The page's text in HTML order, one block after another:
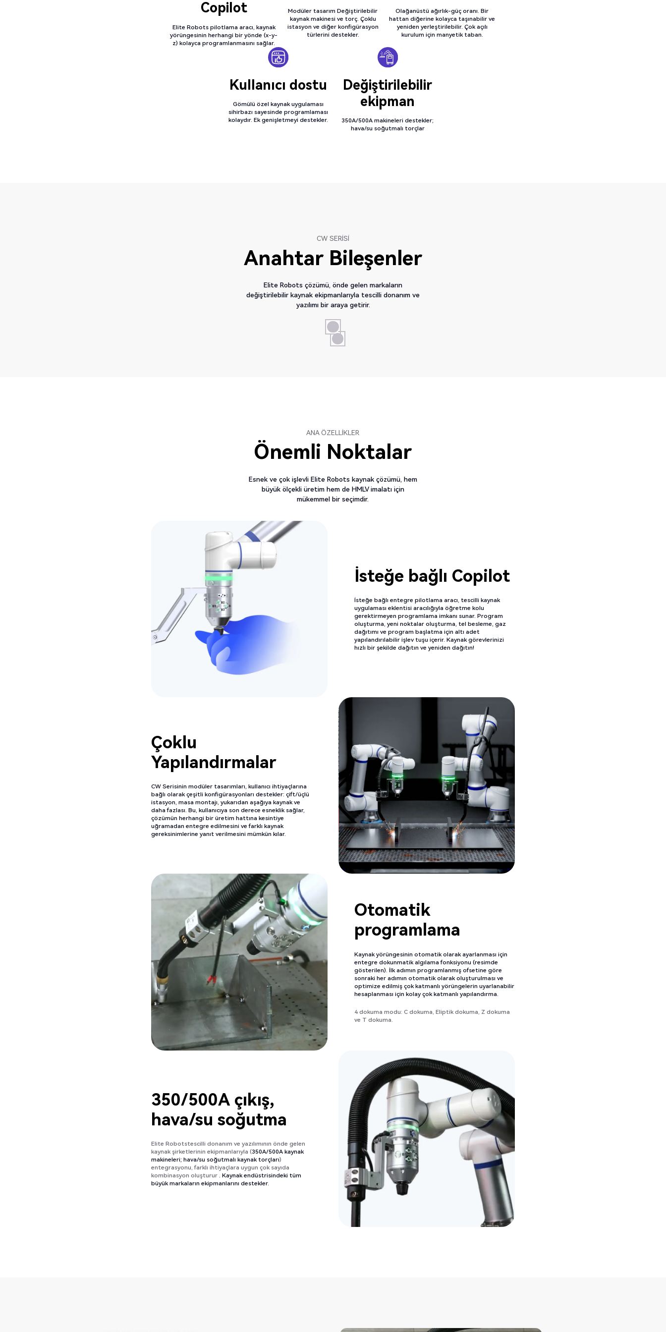
Copilot
Elite Robots pilotlama aracı, kaynak
yörüngesinin herhangi bir yönde (x-y-
z) kolayca programlanmasını sağlar.
Modüler tasarım Değiştirilebilir
kaynak makinesi ve torç. Çoklu
istasyon ve diğer konfigürasyon
türlerini destekler.
Olağanüstü ağırlık-güç oranı. Bir
hattan diğerine kolayca taşınabilir ve
yeniden yerleştirilebilir. Çok açılı
kurulum için manyetik taban.
Kullanıcı dostu
Gömülü özel kaynak uygulaması
sihirbazı sayesinde programlaması
kolaydır. Ek genişletmeyi destekler.
Değiştirilebilir
ekipman
350A/500A makineleri destekler;
hava/su soğutmalı torçlar
CW SERİSİ
Anahtar Bileşenler
Elite Robots çözümü, önde gelen markaların
değiştirilebilir kaynak ekipmanlarıyla tescilli donanım ve
yazılımı bir araya getirir.
ANA ÖZELLİKLER
Önemli Noktalar
Esnek ve çok işlevli Elite Robots kaynak çözümü, hem
büyük ölçekli üretim hem de HMLV imalatı için
mükemmel bir seçimdir.
İsteğe bağlı Copilot
İsteğe bağlı entegre pilotlama aracı, tescilli kaynak
uygulaması eklentisi aracılığıyla öğretme kolu
gerektirmeyen programlama imkanı sunar. Program
oluşturma, yeni noktalar oluşturma, tel besleme, gaz
dağıtımı ve program başlatma için altı adet
yapılandırılabilir işlev tuşu içerir. Kaynak görevlerinizi
hızlı bir şekilde dağıtın ve yeniden dağıtın!
Çoklu
Yapılandırmalar
CW Serisinin modüler tasarımları, kullanıcı ihtiyaçlarına
bağlı olarak çeşitli konfigürasyonları destekler: çift/üçlü
istasyon, masa montajı, yukarıdan aşağıya kaynakve
daha fazlası. Bu, kullanıcıya son derece esneklik sağlar,
çözümün herhangi bir üretim hattına kesintiye
uğramadan entegre edilmesini ve farklı kaynak
gereksinimlerine yanıt verilmesini mümkün kılar.
Otomatik
programlama
Kaynak yörüngesinin otomatik olarak ayarlanması için
entegre dokunmatik algılama fonksiyonu (resimde
gösterilen). İlk adımın programlanmış ofsetine göre
sonraki her adımın otomatik olarak oluşturulması ve
optimize edilmiş çok katmanlı yörüngelerin uyarlanabilir
hesaplanması için kolay çok katmanlı yapılandırma.
4 dokuma modu: C dokuma, Eliptik dokuma, Z dokuma
ve T dokuma.
350/500A çıkış,
hava/su soğutma
Elite Robotstescilli donanım ve yazılımının önde gelen
kaynak şirketlerinin ekipmanlarıyla (350A/500A kaynak
makineleri; hava/su soğutmalı kaynak torçları)
entegrasyonu, farklı ihtiyaçlara uygun çok sayıda
kombinasyon oluşturur . Kaynak endüstrisindeki tüm
büyük markaların ekipmanlarını destekler.